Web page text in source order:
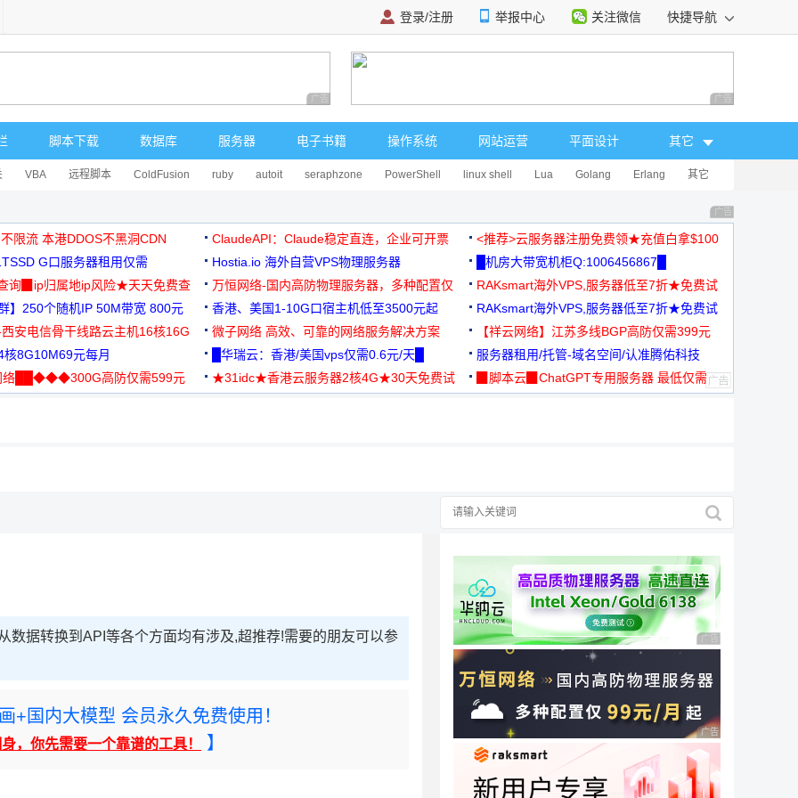
登录/注册 举报中心 关注微信 快捷导航
广告 商业广告，理性选择 广告 商业广告，理
脚本下载 数据库 服务器 电子书籍 操作系统 网站运营 平面设计 其它
VBA 远程脚本 ColdFusion ruby autoit seraphzone PowerShell linux shell Lua Golang Erlang 其它
广告 商业广告，理
限流 本港DDOS不黑洞CDN ClaudeAPI：Claude稳定直连，企业可开票
<推荐>云服务器注册免费领★充值白拿$100
G口服务器租用仅需
费测试
Hostia.io 海外自营VPS物理服务器
█机房大带宽机柜Q:1006456867█
询▉ip归属地ip风险★天天免费查
万恒网络-国内高防物理服务器，多种配置仅
99元/月起
RAKsmart海外VPS,服务器低至7折★免费试
用★
】250个随机IP 50M带宽 800元 香港、美国1-10G口宿主机低至3500元起
RAKsmart海外VPS,服务器低至7折★免费试
用★
安电信骨干线路云主机16核16G 微子网络 高效、可靠的网络服务解决方案
【祥云网络】江苏多线BGP高防仅需399元
核8G10M69元每月
█华瑞云：香港/美国vps仅需0.6元/天█
服务器租用/托管-域名空间/认准腾佑科技
络██◆◆◆300G高防仅需599元
★31idc★香港云服务器2核4G★30天免费试
▉脚本云▉ChatGPT专用服务器 最低仅需
数据转换到API等各个方面均有涉及,超推荐!需要的朋友可以参
+国内大模型 会员永久免费使用！
，你先需要一个靠谱的工具！ 】
广告 商业广告，理性
广告 商业广告，理性